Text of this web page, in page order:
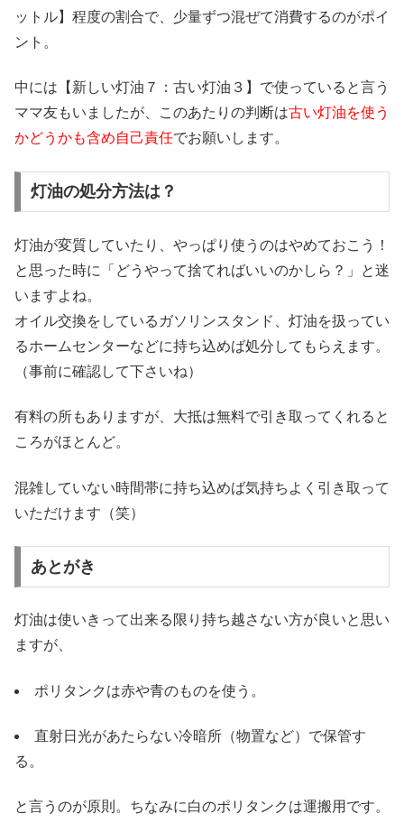
ットル】程度の割合で、少量ずつ混ぜて消費するのがポイ
ント。
中には【新しい灯油７：古い灯油３】で使っていると言う
ママ友もいましたが、このあたりの判断は古い灯油を使う
かどうかも含め自己責任でお願いします。
灯油の処分方法は？
灯油が変質していたり、やっぱり使うのはやめておこう！
と思った時に「どうやって捨てればいいのかしら？」と迷
いますよね。
オイル交換をしているガソリンスタンド、灯油を扱ってい
るホームセンターなどに持ち込めば処分してもらえます。
（事前に確認して下さいね）
有料の所もありますが、大抵は無料で引き取ってくれると
ころがほとんど。
混雑していない時間帯に持ち込めば気持ちよく引き取って
いただけます（笑）
あとがき
灯油は使いきって出来る限り持ち越さない方が良いと思い
ますが、
ポリタンクは赤や青のものを使う。
直射日光があたらない冷暗所（物置など）で保管す
る。
と言うのが原則。ちなみに白のポリタンクは運搬用です。